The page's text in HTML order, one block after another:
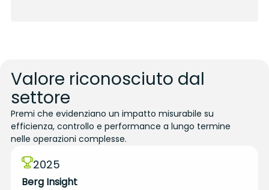
Valore riconosciuto dal
settore
Premi che evidenziano un impatto misurabile su
efficienza, controllo e performance a lungo termine
nelle operazioni complesse.
2025
Berg Insight